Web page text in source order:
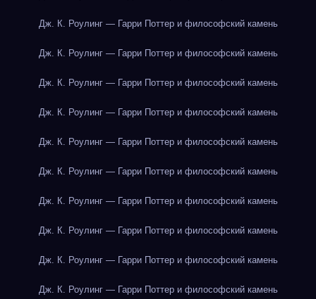
Дж. К. Роулинг — Гарри Поттер и философский камень
Дж. К. Роулинг — Гарри Поттер и философский камень
Дж. К. Роулинг — Гарри Поттер и философский камень
Дж. К. Роулинг — Гарри Поттер и философский камень
Дж. К. Роулинг — Гарри Поттер и философский камень
Дж. К. Роулинг — Гарри Поттер и философский камень
Дж. К. Роулинг — Гарри Поттер и философский камень
Дж. К. Роулинг — Гарри Поттер и философский камень
Дж. К. Роулинг — Гарри Поттер и философский камень
Дж. К. Роулинг — Гарри Поттер и философский камень